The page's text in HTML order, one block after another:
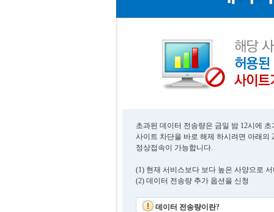
초과된 데이터 전송량은 금일 밤 12시에
사이트 차단을 바로 해제 하시려면 아래의
정상접속이 가능합니다.
(1) 현재 서비스보다 보다 높은 사양으로
(2) 데이터 전송량 추가 옵션을 신청
데이터 전송량이란?